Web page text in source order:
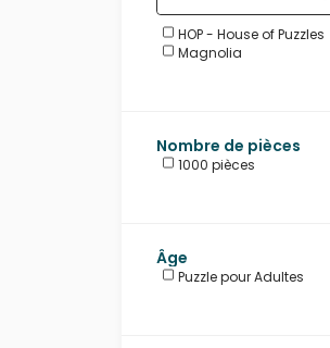
HOP - House of Puzzles
Magnolia
Nombre de pièces
1000 pièces
Âge
Puzzle pour Adultes